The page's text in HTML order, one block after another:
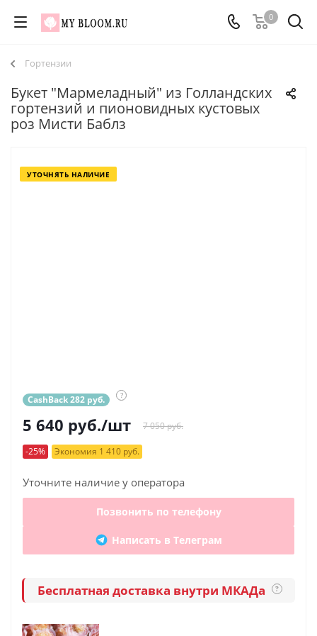
0
Гортензии
Букет "Мармеладный" из Голландских
гортензий и пионовидных кустовых
роз Мисти Баблз
УТОЧНЯТЬ НАЛИЧИЕ
CashBack 282 руб. ?
5 640 руб./шт 7 050 руб.
-25% Экономия 1 410 руб.
Уточните наличие у оператора
Позвонить по телефону
Написать в Телеграм
Бесплатная доставка внутри МКАДа ?